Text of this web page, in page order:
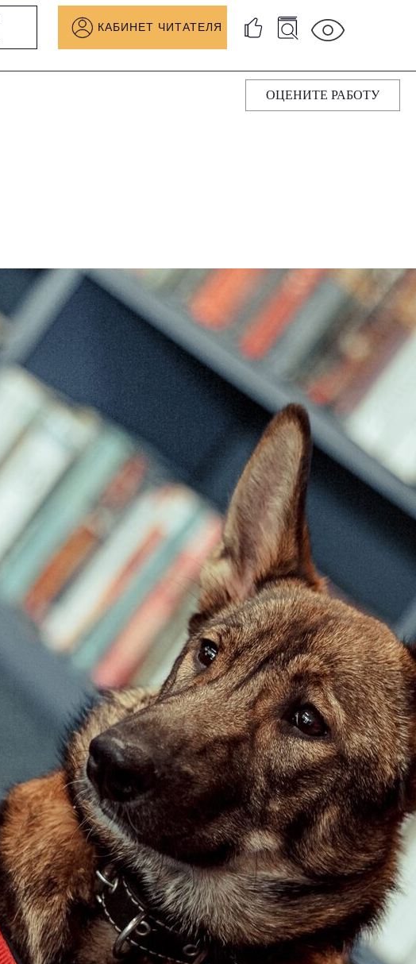
КАБИНЕТ ЧИТАТЕЛЯ
ОЦЕНИТЕ РАБОТУ